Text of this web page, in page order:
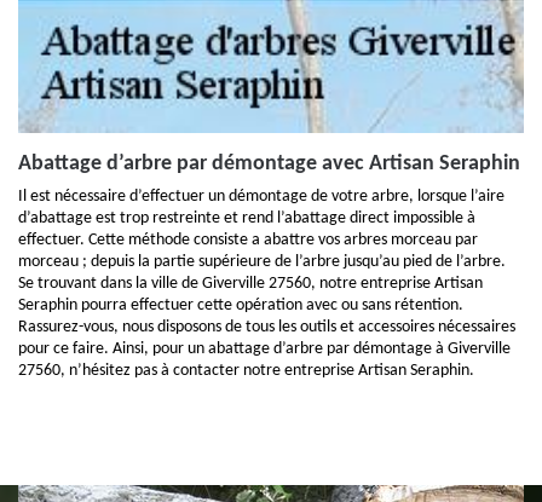
Abattage d’arbre par démontage avec Artisan Seraphin
Il est nécessaire d’effectuer un démontage de votre arbre, lorsque l’aire
d’abattage est trop restreinte et rend l’abattage direct impossible à
effectuer. Cette méthode consiste a abattre vos arbres morceau par
morceau ; depuis la partie supérieure de l’arbre jusqu’au pied de l’arbre.
Se trouvant dans la ville de Giverville 27560, notre entreprise Artisan
Seraphin pourra effectuer cette opération avec ou sans rétention.
Rassurez-vous, nous disposons de tous les outils et accessoires nécessaires
pour ce faire. Ainsi, pour un abattage d’arbre par démontage à Giverville
27560, n’hésitez pas à contacter notre entreprise Artisan Seraphin.